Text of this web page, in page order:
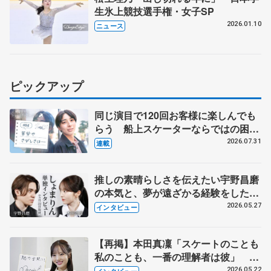
生氷上競技選手権・女子SP
ニュース 2026.01.10
ピックアップ
同じ演目で120回お客様に楽しんでも
らう 船上スケーターならではの困難
とは 影響あったPIW前キャプテン松
連載 2026.07.31
推しの素晴らしさを伝えたい宇野昌磨
の本気と、夢が遠ざかる経験をした本
田真凜の覚悟
インタビュー 2026.05.27
【再掲】本田真凜「スケートのことも
私のことも、一番の理解者は彼」 引